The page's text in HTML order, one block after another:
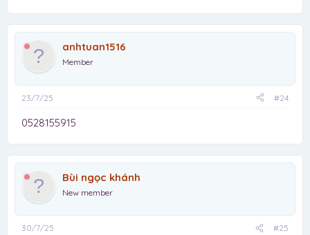
anhtuan1516
Member
23/7/25 #24
0528155915
Bùi ngọc khánh
New member
30/7/25 #25